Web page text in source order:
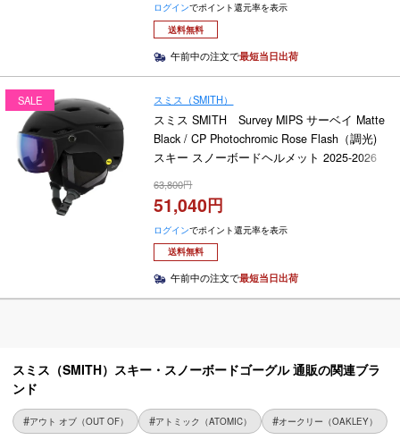
ログインでポイント還元率を表示
送料無料
午前中の注文で最短当日出荷
SALE スミス（SMITH）
スミス SMITH Survey MIPS サーベイ Matte
Black / CP Photochromic Rose Flash（調光)
スキー スノーボードヘルメット 2025-2026
63,800
51,040
ログインでポイント還元率を表示
送料無料
午前中の注文で最短当日出荷
スミス（SMITH）スキー・スノーボードゴーグル 通販の関連ブラ
ンド
アウト オブ（OUT OF） アトミック（ATOMIC） オークリー（OAKLEY）